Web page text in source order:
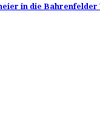
in die